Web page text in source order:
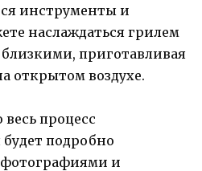
инструменты и
наслаждаться грилем
приготавливая
открытом воздухе.
процесс
подробно
и